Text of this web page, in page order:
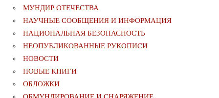
МУНДИР ОТЕЧЕСТВА
НАУЧНЫЕ СООБЩЕНИЯ И ИНФОРМАЦИЯ
НАЦИОНАЛЬНАЯ БЕЗОПАСНОСТЬ
НЕОПУБЛИКОВАННЫЕ РУКОПИСИ
НОВОСТИ
НОВЫЕ КНИГИ
ОБЛОЖКИ